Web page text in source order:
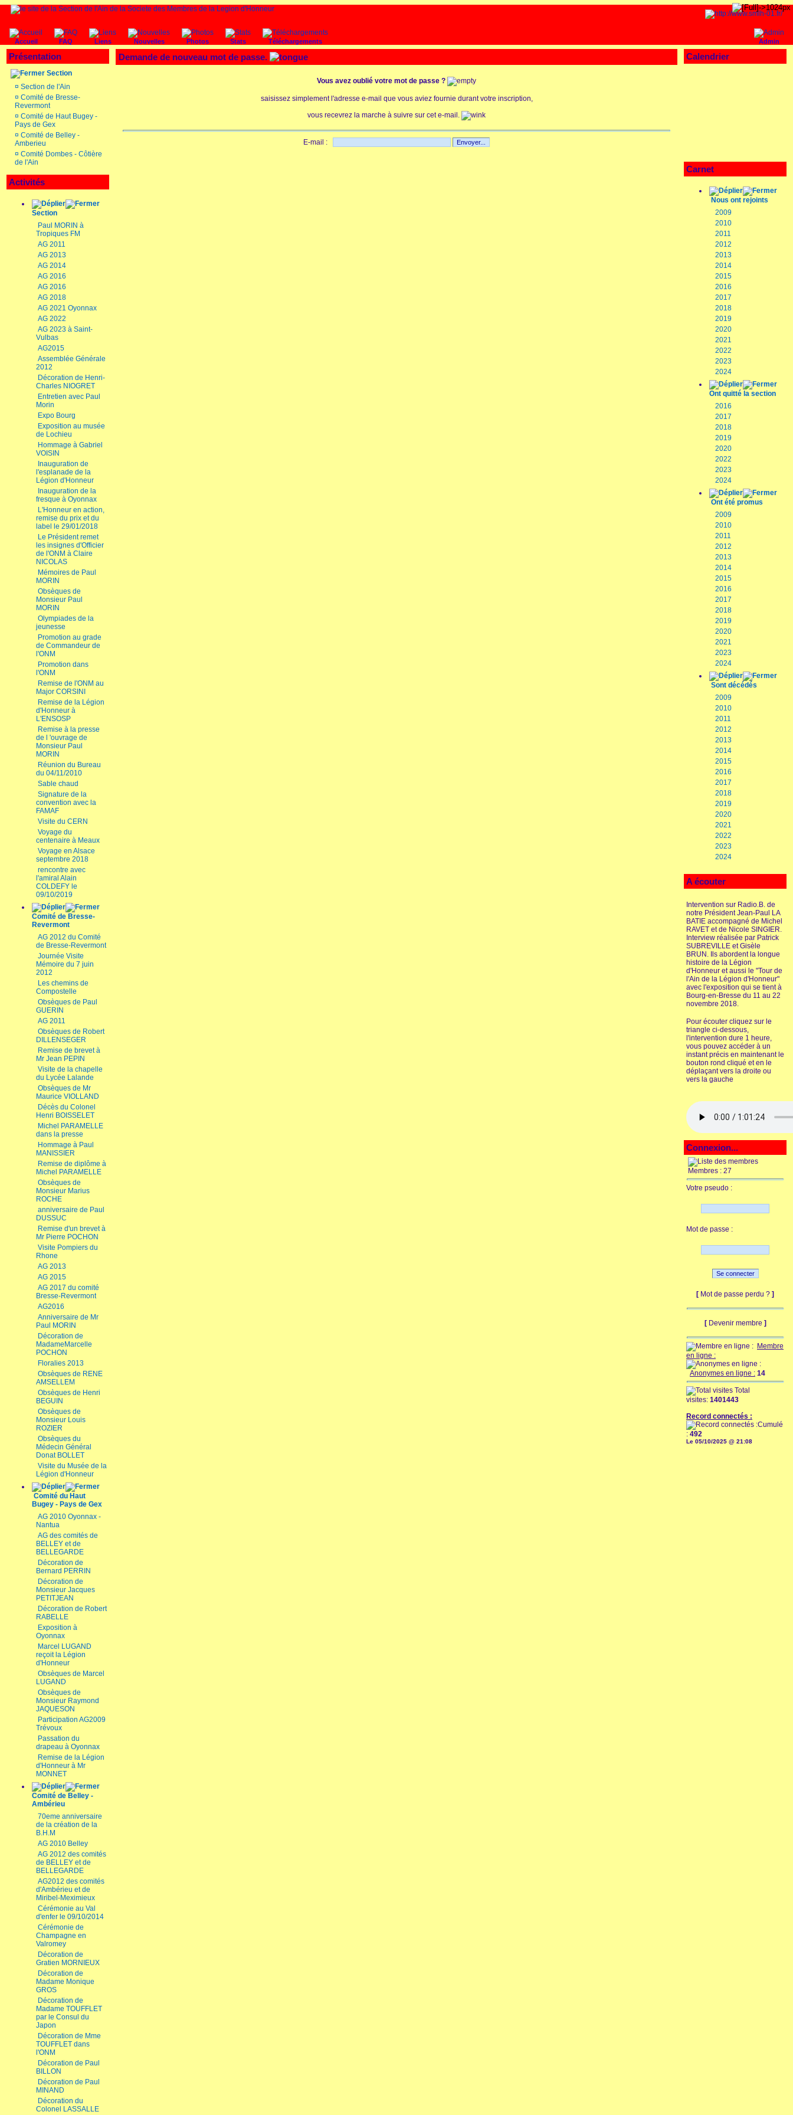
Admin
Accueil FAQ Liens Nouvelles Photos Stats Téléchargements
Présentation
Section
¤ Section de l'Ain
¤ Comité de Bresse-
Revermont
¤ Comité de Haut Bugey -
Pays de Gex
¤ Comité de Belley -
Amberieu
¤ Comité Dombes - Côtière
de l'Ain
Activités
Section
Paul MORIN à
Tropiques FM
AG 2011
AG 2013
AG 2014
AG 2016
AG 2016
AG 2018
AG 2021 Oyonnax
AG 2022
AG 2023 à Saint-
Vulbas
AG2015
Assemblée Générale
2012
Décoration de Henri-
Charles NIOGRET
Entretien avec Paul
Morin
Expo Bourg
Exposition au musée
de Lochieu
Hommage à Gabriel
VOISIN
Inauguration de
l'esplanade de la
Légion d'Honneur
Inauguration de la
fresque à Oyonnax
L'Honneur en action,
remise du prix et du
label le 29/01/2018
Le Président remet
les insignes d'Officier
de l'ONM à Claire
NICOLAS
Mémoires de Paul
MORIN
Obsèques de
Monsieur Paul
MORIN
Olympiades de la
jeunesse
Promotion au grade
de Commandeur de
l'ONM
Promotion dans
l'ONM
Remise de l'ONM au
Major CORSINI
Remise de la Légion
d'Honneur à
L'ENSOSP
Remise à la presse
de l 'ouvrage de
Monsieur Paul
MORIN
Réunion du Bureau
du 04/11/2010
Sable chaud
Signature de la
convention avec la
FAMAF
Visite du CERN
Voyage du
centenaire à Meaux
Voyage en Alsace
septembre 2018
rencontre avec
l'amiral Alain
COLDEFY le
09/10/2019
Comité de Bresse-
Revermont
AG 2012 du Comité
de Bresse-Revermont
Journée Visite
Mémoire du 7 juin
2012
Les chemins de
Compostelle
Obsèques de Paul
GUERIN
AG 2011
Obsèques de Robert
DILLENSEGER
Remise de brevet à
Mr Jean PEPIN
Visite de la chapelle
du Lycée Lalande
Obsèques de Mr
Maurice VIOLLAND
Décès du Colonel
Henri BOISSELET
Michel PARAMELLE
dans la presse
Hommage à Paul
MANISSIER
Remise de diplôme à
Michel PARAMELLE
Obsèques de
Monsieur Marius
ROCHE
anniversaire de Paul
DUSSUC
Remise d'un brevet à
Mr Pierre POCHON
Visite Pompiers du
Rhone
AG 2013
AG 2015
AG 2017 du comité
Bresse-Revermont
AG2016
Anniversaire de Mr
Paul MORIN
Décoration de
MadameMarcelle
POCHON
Floralies 2013
Obsèques de RENE
AMSELLEM
Obsèques de Henri
BEGUIN
Obsèques de
Monsieur Louis
ROZIER
Obsèques du
Médecin Général
Donat BOLLET
Visite du Musée de la
Légion d'Honneur
Comité du Haut
Bugey - Pays de Gex
AG 2010 Oyonnax -
Nantua
AG des comités de
BELLEY et de
BELLEGARDE
Décoration de
Bernard PERRIN
Décoration de
Monsieur Jacques
PETITJEAN
Décoration de Robert
RABELLE
Exposition à
Oyonnax
Marcel LUGAND
reçoit la Légion
d'Honneur
Obsèques de Marcel
LUGAND
Obsèques de
Monsieur Raymond
JAQUESON
Participation AG2009
Trévoux
Passation du
drapeau à Oyonnax
Remise de la Légion
d'Honneur à Mr
MONNET
Comité de Belley -
Ambérieu
70eme anniversaire
de la création de la
B.H.M
AG 2010 Belley
AG 2012 des comités
de BELLEY et de
BELLEGARDE
AG2012 des comités
d'Ambérieu et de
Miribel-Meximieux
Cérémonie au Val
d'enfer le 09/10/2014
Cérémonie de
Champagne en
Valromey
Décoration de
Gratien MORNIEUX
Décoration de
Madame Monique
GROS
Décoration de
Madame TOUFFLET
par le Consul du
Japon
Décoration de Mme
TOUFFLET dans
l'ONM
Décoration de Paul
BILLON
Décoration de Paul
MINAND
Décoration du
Colonel LASSALLE
Demande de nouveau mot de passe.
Vous avez oublié votre mot de passe ?
saisissez simplement l'adresse e-mail que vous aviez fournie durant votre inscription,
vous recevrez la marche à suivre sur cet e-mail.
E-mail :
Calendrier
Carnet
Nous ont rejoints
2009
2010
2011
2012
2013
2014
2015
2016
2017
2018
2019
2020
2021
2022
2023
2024
Ont quitté la section
2016
2017
2018
2019
2020
2022
2023
2024
Ont été promus
2009
2010
2011
2012
2013
2014
2015
2016
2017
2018
2019
2020
2021
2023
2024
Sont décédés
2009
2010
2011
2012
2013
2014
2015
2016
2017
2018
2019
2020
2021
2022
2023
2024
A écouter
Intervention sur Radio.B. de
notre Président Jean-Paul LA
BATIE accompagné de Michel
RAVET et de Nicole SINGIER.
Interview réalisée par Patrick
SUBREVILLE et Gisèle
BRUN. Ils abordent la longue
histoire de la Légion
d'Honneur et aussi le "Tour de
l'Ain de la Légion d'Honneur"
avec l'exposition qui se tient à
Bourg-en-Bresse du 11 au 22
novembre 2018.
Pour écouter cliquez sur le
triangle ci-dessous,
l'intervention dure 1 heure,
vous pouvez accéder à un
instant précis en maintenant le
bouton rond cliqué et en le
déplaçant vers la droite ou
vers la gauche
Connexion...
Membres : 27
Votre pseudo :
Mot de passe :
[ Mot de passe perdu ? ]
[ Devenir membre ]
Membre
en ligne :
Anonymes en ligne : 14
Total
visites: 1401443
Record connectés :
Cumulé
: 492
Le 05/10/2025 @ 21:08